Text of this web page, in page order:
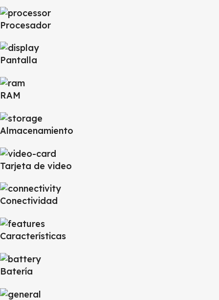
Procesador
Pantalla
RAM
Almacenamiento
Tarjeta de video
Conectividad
Características
Batería